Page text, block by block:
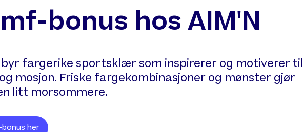
bonus hos AIM'N
fargerike sportsklær som inspirerer og motiverer til
mosjon. Friske fargekombinasjoner og mønster gjør
litt morsommere.
her